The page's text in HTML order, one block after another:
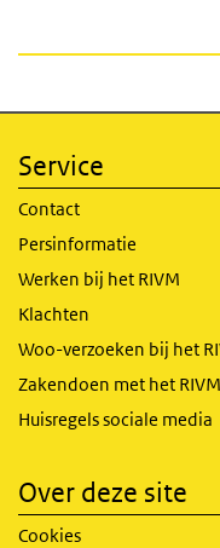
Service
Contact
Persinformatie
Werken bij het RIVM
Klachten
Woo-verzoeken bij het
Zakendoen met het RIVM
Huisregels sociale media
Over deze site
Cookies